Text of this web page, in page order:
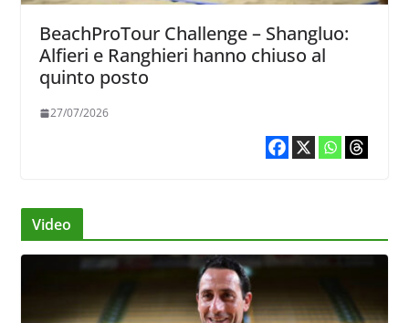
BeachProTour Challenge – Shangluo:
Alfieri e Ranghieri hanno chiuso al
quinto posto
27/07/2026
Video